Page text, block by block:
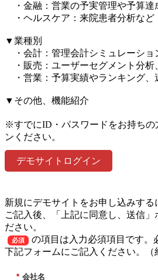
・金融：営業の予実管理や予算達
・ヘルスケア：来院患者分析など​
▼業種別​
・会計：管理会計シミュレーショ
・販売：ユーザーセグメント分析
・営業：予算実績やランキング、
▼その他、機能紹介​
※すでにID・パスワードをお持ちの
ンください。
デモサイトログイン
新規にデモサイトをお申し込みす
ご記入後、「上記に同意し、送信」
ださい。
必須
の項目は入力必須項目です。
下記フォームにご記入ください。（
* 会社名